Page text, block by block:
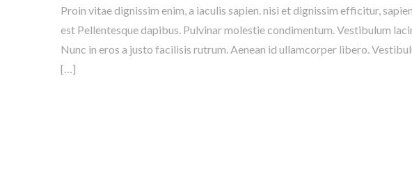
Proin vitae dignissim enim, a iaculis sapien. nisi et dignissim efficitur,
est Pellentesque dapibus. Pulvinar molestie condimentum. Vestibulum
Nunc in eros a justo facilisis rutrum. Aenean id ullamcorper libero.
[…]